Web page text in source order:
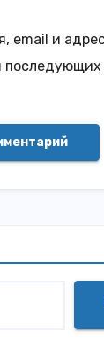
email и